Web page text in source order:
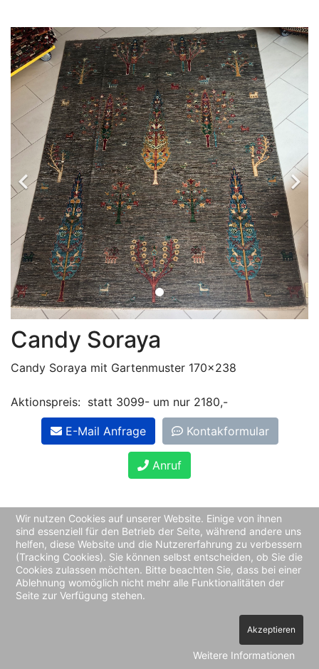
Candy Soraya
Candy Soraya mit Gartenmuster 170x238
Aktionspreis: statt 3099- um nur 2180,-
E-Mail Anfrage Kontakformular
Anruf
Wir nutzen Cookies auf unserer Website. Einige von ihnen
sind essenziell für den Betrieb der Seite, während andere uns
helfen, diese Website und die Nutzererfahrung zu verbessern
(Tracking Cookies). Sie können selbst entscheiden, ob Sie die
Cookies zulassen möchten. Bitte beachten Sie, dass bei einer
Ablehnung womöglich nicht mehr alle Funktionalitäten der
Seite zur Verfügung stehen.
Akzeptieren
Weitere Informationen